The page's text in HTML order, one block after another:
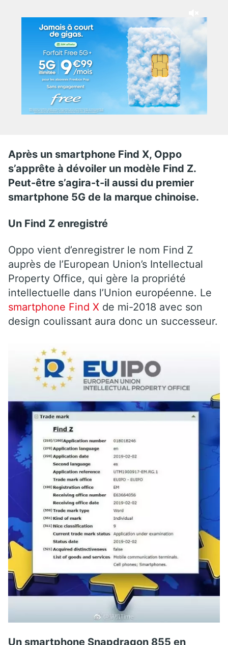
Après un smartphone Find X, Oppo
s’apprête à dévoiler un modèle Find Z.
Peut-être s’agira-t-il aussi du premier
smartphone 5G de la marque chinoise.
Un Find Z enregistré
Oppo vient d’enregistrer le nom Find Z
auprès de l’European Union’s Intellectual
Property Office, qui gère la propriété
intellectuelle dans l’Union européenne. Le
smartphone Find X de mi-2018 avec son
design coulissant aura donc un successeur.
Un smartphone Snapdragon 855 en